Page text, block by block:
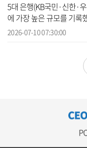
5대 은행(KB국민·신한·
에 가장 높은 규모를 기록
맞물리며 예금 수요가 높
2026-07-10 07:30:00